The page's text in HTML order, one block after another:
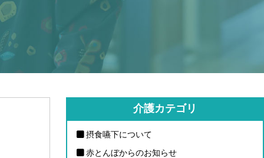
介護カテゴリ
摂食嚥下について
赤とんぼからのお知らせ